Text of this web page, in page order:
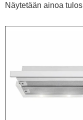
Näytetään ainoa tulos